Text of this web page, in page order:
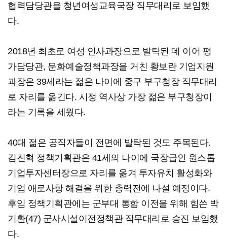
협력담당관을 청년여성교육국장 직무대리로 보임했
다.
2018년 최초로 여성 인사과장으로 발탁된 데 이어 평
가담당관, 문화예술정책과장을 거친 황보란 기업지원
과장은 39세라는 젊은 나이에 중구 부구청장 직무대리
로 자리를 옮긴다. 시정 역사상 가장 젊은 부구청장이
라는 기록을 세웠다.
40대 젊은 공직자들이 전면에 발탁된 것도 주목된다.
김진혁 정책기획관은 41세의 나이에 국장급인 원스톱
기업투자센터장으로 자리를 옮겨 투자유치 활성화와
기업 애로사항 해결을 위한 총력전에 나설 예정이다.
후임 정책기획관에는 군부대 통합 이전을 위해 힘쓴 박
기환(47) 군사시설이전정책관 직무대리로 승진 보임했
다.